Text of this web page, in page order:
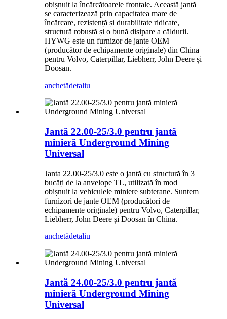
obișnuit la încărcătoarele frontale. Această jantă
se caracterizează prin capacitatea mare de
încărcare, rezistență și durabilitate ridicate,
structură robustă și o bună disipare a căldurii.
HYWG este un furnizor de jante OEM
(producător de echipamente originale) din China
pentru Volvo, Caterpillar, Liebherr, John Deere și
Doosan.
anchetădetaliu
Jantă 22.00-25/3.0 pentru jantă
minieră Underground Mining
Universal
Janta 22.00-25/3.0 este o jantă cu structură în 3
bucăți de la anvelope TL, utilizată în mod
obișnuit la vehiculele miniere subterane. Suntem
furnizori de jante OEM (producători de
echipamente originale) pentru Volvo, Caterpillar,
Liebherr, John Deere și Doosan în China.
anchetădetaliu
Jantă 24.00-25/3.0 pentru jantă
minieră Underground Mining
Universal